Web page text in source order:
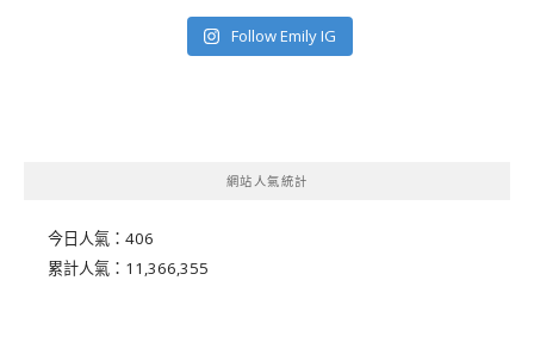
Follow Emily IG
網站人氣統計
今日人氣： 406
累計人氣： 11,366,355